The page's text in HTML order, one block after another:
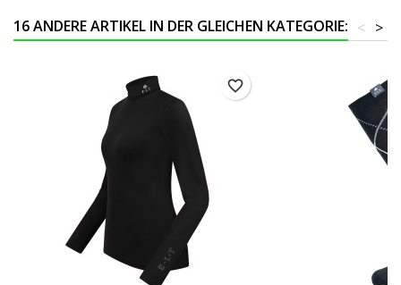
16 ANDERE ARTIKEL IN DER GLEICHEN KATEGORIE: >
<
favorite_border